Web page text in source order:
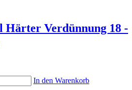
Härter Verdünnung 18 -
In den Warenkorb